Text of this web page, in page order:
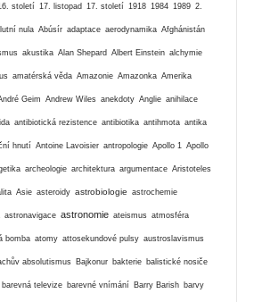
století 17. listopad 17. století 1918 1984 1989 2.
nula Abúsír adaptace aerodynamika Afghánistán
akustika Alan Shepard Albert Einstein alchymie
amatérská věda Amazonie Amazonka Amerika
Geim Andrew Wiles anekdoty Anglie anihilace
antibiotická rezistence antibiotika antihmota antika
hnutí Antoine Lavoisier antropologie Apollo 1 Apollo
archeologie architektura argumentace Aristoteles
Asie asteroidy astrobiologie astrochemie
astronavigace astronomie ateismus atmosféra
bomba atomy attosekundové pulsy austroslavismus
absolutismus Bajkonur bakterie balistické nosiče
barevná televize barevné vnímání Barry Barish barvy